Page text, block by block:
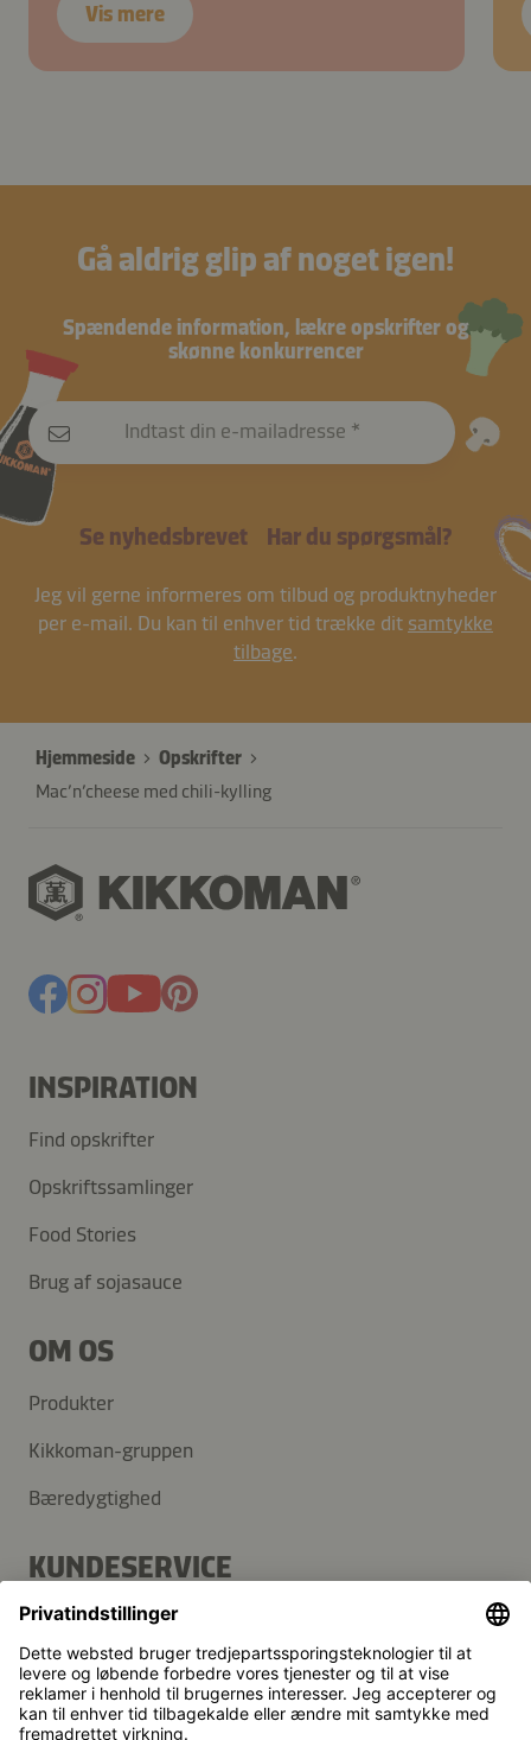
Vis mere
Gå aldrig glip af noget igen!
Spændende information, lækre opskrifter og
skønne konkurrencer
Indtast din e-mailadresse
Se nyhedsbrevet Har du spørgsmål?
Jeg vil gerne informeres om tilbud og produktnyheder
per e-mail. Du kan til enhver tid trække dit samtykke
tilbage.
Hjemmeside
Opskrifter
Mac’n’cheese med chili-kylling
INSPIRATION
Find opskrifter
Opskriftssamlinger
Food Stories
Brug af sojasauce
OM OS
Produkter
Kikkoman-gruppen
Bæredygtighed
KUNDESERVICE
FAQ
Kontakt
Nyhedsbrev